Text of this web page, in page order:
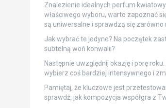
Znalezienie idealnych perfum
właściwego wyboru, warto zapoznać
są uniwersalne i sprawdzą się zarówno
Jak wybrać te jedyne? Na początek
subtelną woń konwalii?
Następnie uwzględnij okazję i porę
wybierz coś bardziej intensywnego i
Pamiętaj, że kluczowe jest
sprawdź, jak kompozycja współgra z